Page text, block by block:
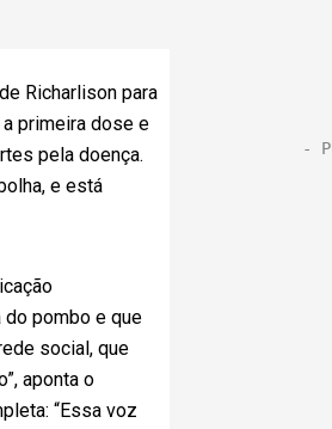
Richarlison para
primeira dose e
pela doença.
e está
do pombo e que
social, que
aponta o
“Essa voz